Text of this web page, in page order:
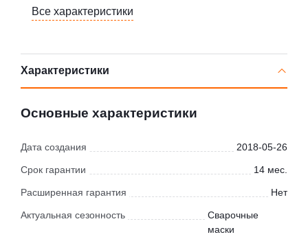
Все характеристики
Характеристики
Основные характеристики
Дата создания 2018-05-26
Срок гарантии 14 мес.
Расширенная гарантия Нет
Актуальная сезонность
Сварочные
маски